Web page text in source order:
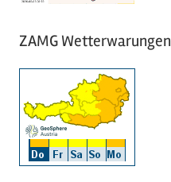
ZAMG Wetterwarungen